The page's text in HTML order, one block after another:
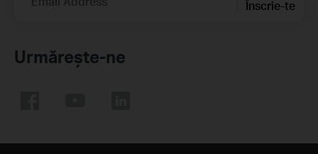
Înscrie-te
Urmărește-ne